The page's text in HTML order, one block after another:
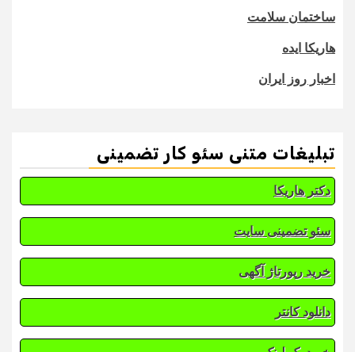
ساختمان سلامت
هاریکا ایده
اخبار روز ایران
تبلیغات متنی سئو کار تضمینی
دکتر هاریکا
سئو تضمینی سایت
خرید رپورتاژ آگهی
دانلود کانتر